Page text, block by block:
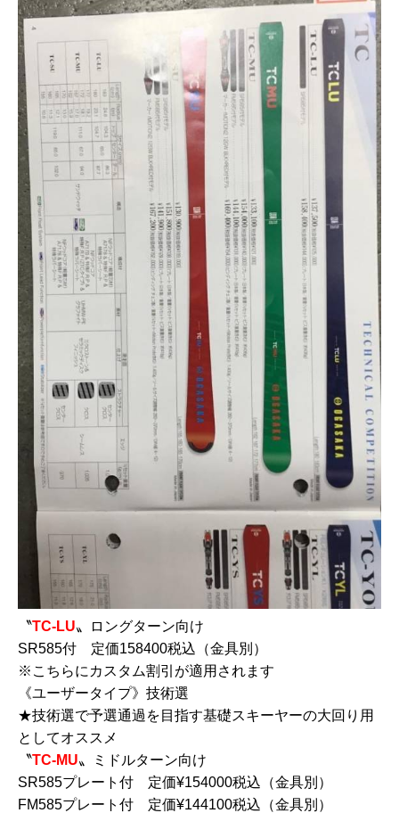
〝TC-LU〟ロングターン向け
SR585付 定価158400税込（金具別）
※こちらにカスタム割引が適用されます
《ユーザータイプ》技術選
★技術選で予選通過を目指す基礎スキーヤーの大回り用
としてオススメ
〝TC-MU〟ミドルターン向け
SR585プレート付 定価¥154000税込（金具別）
FM585プレート付 定価¥144100税込（金具別）